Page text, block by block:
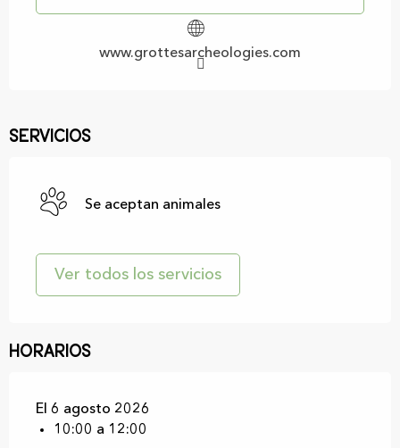
www.grottesarcheologies.com
Servicios
Se aceptan animales
Ver todos los servicios
Horarios
El 6 agosto 2026
10:00 a 12:00